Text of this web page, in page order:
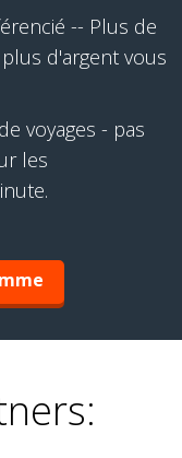
-- Plus de
d'argent vous
voyages - pas
les